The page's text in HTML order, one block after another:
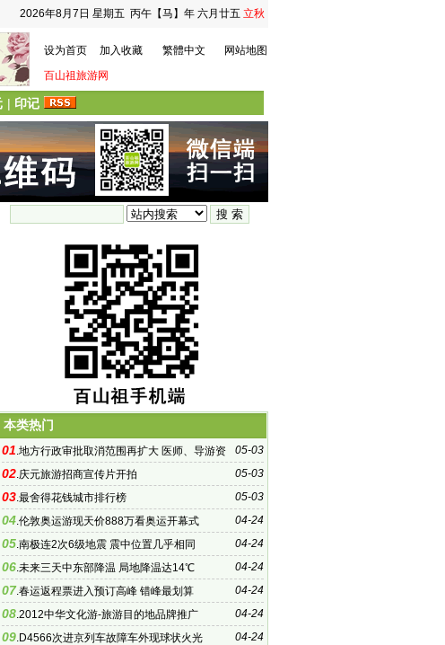
2026年8月7日 星期五 丙午【马】年 六月廿五 立秋
设为首页 加入收藏 繁體中文
网站地图
百山祖旅游网
| 印记
本类热门
05-03
01.地方行政审批取消范围再扩大 医师、导游资
格证发放取消？
05-03
02.庆元旅游招商宣传片开拍
05-03
03.最舍得花钱城市排行榜
04-24
04.伦敦奥运游现天价888万看奥运开幕式
04-24
05.南极连2次6级地震 震中位置几乎相同
04-24
06.未来三天中东部降温 局地降温达14℃
04-24
07.春运返程票进入预订高峰 错峰最划算
04-24
08.2012中华文化游-旅游目的地品牌推广
04-24
09.D4566次进京列车故障车外现球状火光